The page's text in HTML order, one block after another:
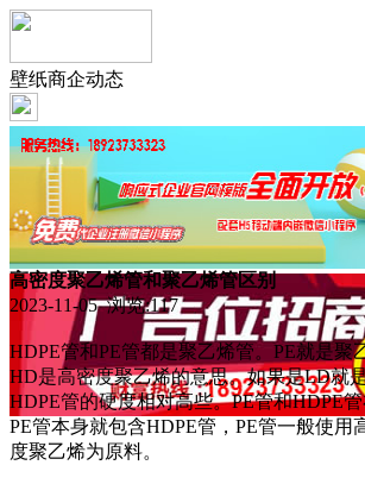
壁纸商企动态
高密度聚乙烯管和聚乙烯管区别
2023-11-05 浏览:117
HDPE管和PE管都是聚乙烯管。PE就是聚
HD是高密度聚乙烯的意思。如果是LD就
HDPE管的硬度相对高些。PE管和HDPE
PE管本身就包含HDPE管，PE管一般使用
度聚乙烯为原料。